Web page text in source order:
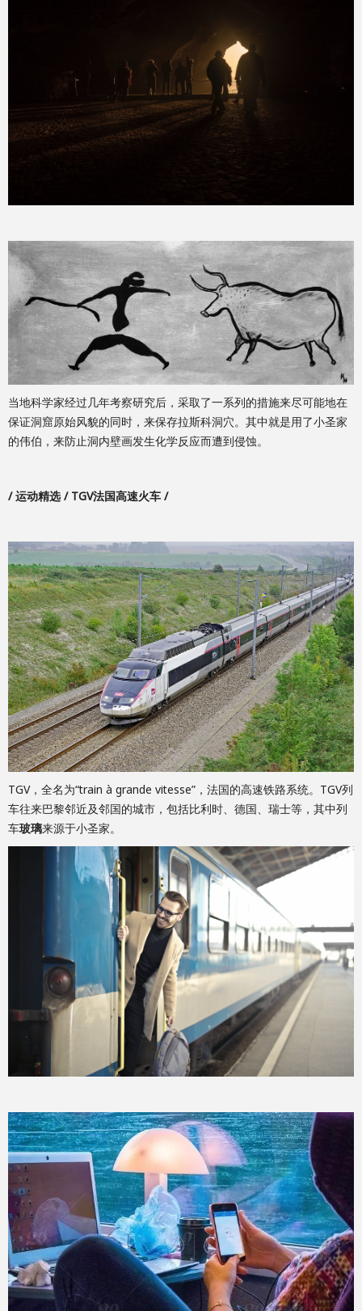
当地科学家经过几年考察研究后，采取了一系列的措施来尽可能地在
保证洞窟原始风貌的同时，来保存拉斯科洞穴。其中就是用了小圣家
的伟伯，来防止洞内壁画发生化学反应而遭到侵蚀。
/ 运动精选 / TGV法国高速火车 /
TGV，全名为“train à grande vitesse”，法国的高速铁路系统。TGV列
车往来巴黎邻近及邻国的城市，包括比利时、德国、瑞士等，其中列
车玻璃来源于小圣家。